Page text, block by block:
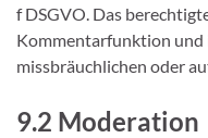
f DSGVO. Das
Kommentarfunktion und
missbräuchlichen oder
9.2 Moderation